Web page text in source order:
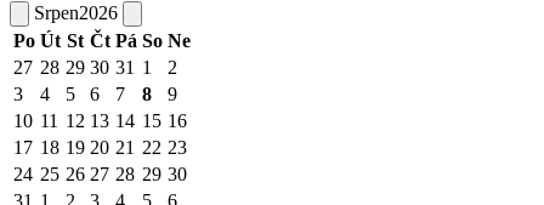
Srpen2026
Po Út St Čt Pá So Ne
27 28 29 30 31 1
2
3
4 5 6 7 8
9
10 11 12 13 14 15 16
17 18 19 20 21 22 23
24 25 26 27 28 29 30
31 1 2 3 4 5 6